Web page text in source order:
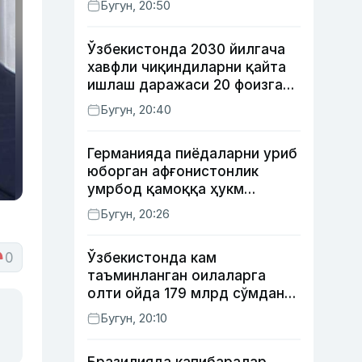
0
Бугун, 20:50
Ўзбекистонда 2030 йилгача
хавфли чиқиндиларни қайта
ишлаш даражаси 20 фоизга
етказилади
Бугун, 20:40
Германияда пиёдаларни уриб
юборган афғонистонлик
умрбод қамоққа ҳукм
қилинди
Бугун, 20:26
Ўзбекистонда кам
таъминланган оилаларга
олти ойда 179 млрд сўмдан
кўпроқ ижтимоий кешбэк
тўлаб берилди
Бугун, 20:10